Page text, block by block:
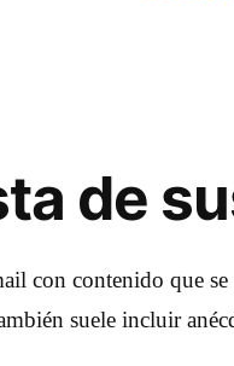
de
con contenido que
suele incluir